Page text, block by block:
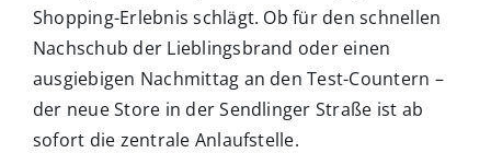
Shopping-Erlebnis schlägt. Ob für den schnellen
Nachschub der Lieblingsbrand oder einen
ausgiebigen Nachmittag an den Test-Countern –
der neue Store in der Sendlinger Straße ist ab
sofort die zentrale Anlaufstelle.